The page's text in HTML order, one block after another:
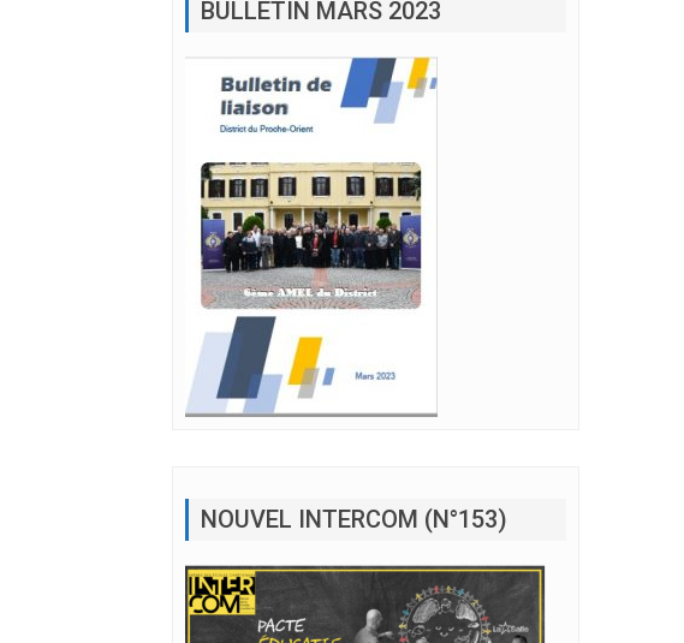
BULLETIN MARS 2023
NOUVEL INTERCOM (N°153)